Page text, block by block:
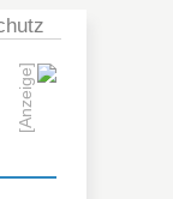
[Anzeige]